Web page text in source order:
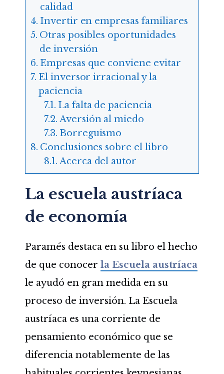
calidad
Invertir en empresas familiares
Otras posibles oportunidades
de inversión
Empresas que conviene evitar
El inversor irracional y la
paciencia
La falta de paciencia
Aversión al miedo
Borreguismo
Conclusiones sobre el libro
Acerca del autor
La escuela austríaca
de economía
Paramés destaca en su libro el hecho
de que conocer la Escuela austríaca
le ayudó en gran medida en su
proceso de inversión. La Escuela
austríaca es una corriente de
pensamiento económico que se
diferencia notablemente de las